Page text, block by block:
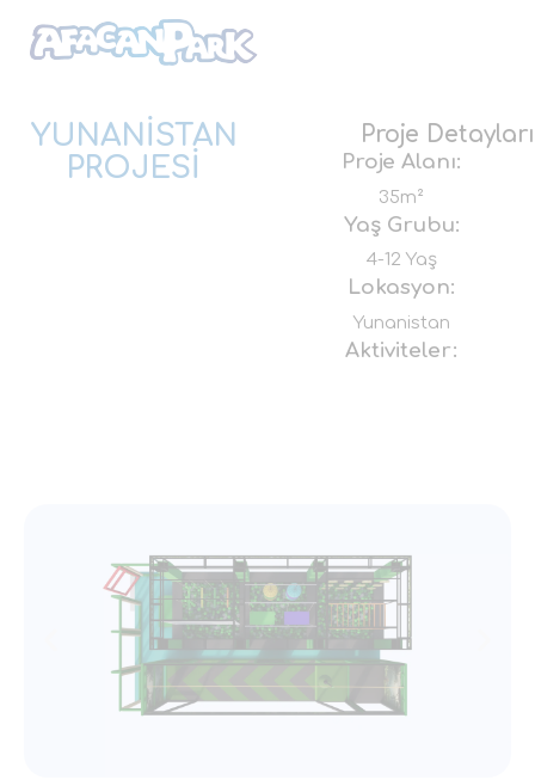
YUNANİSTAN
PROJESİ
Proje Detayları
Proje Alanı:
35m²
Yaş Grubu:
4-12 Yaş
Lokasyon:
Yunanistan
Aktiviteler: